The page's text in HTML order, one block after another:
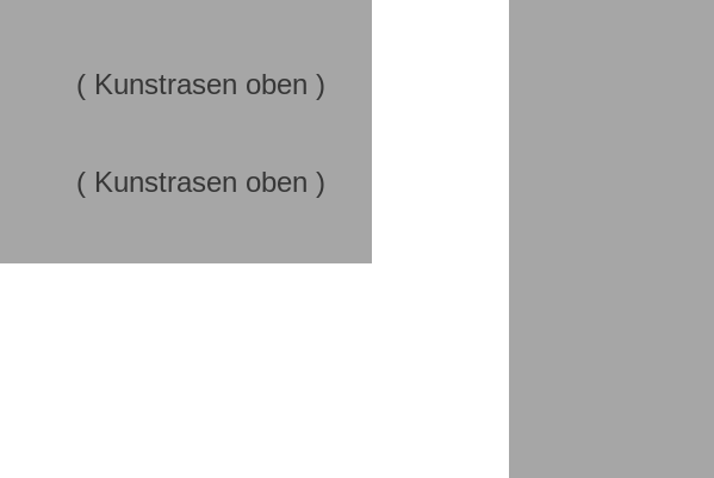
( Kunstrasen oben )
( Kunstrasen oben )